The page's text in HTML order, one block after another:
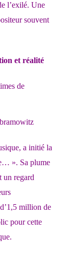
l’exilé. Une
souvent
et réalité
a initié la
». Sa plume
un regard
million de
pour cette